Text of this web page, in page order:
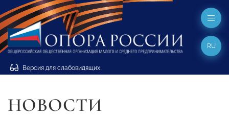
Версия для слабовидящих
RU
НОВОСТИ